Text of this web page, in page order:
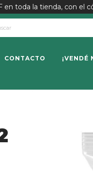
en toda la tienda, con el
CONTACTO ¡VENDÉ